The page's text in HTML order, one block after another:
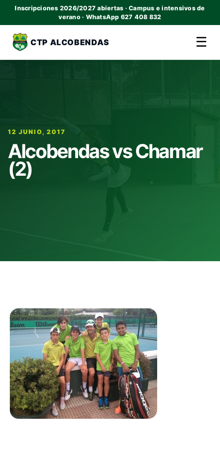
Inscripciones 2026/2027 abiertas · Campus e intensivos de
verano · WhatsApp 627 408 832
CTP ALCOBENDAS ☰
12 JUNIO, 2017
Alcobendas vs Chamar
(2)